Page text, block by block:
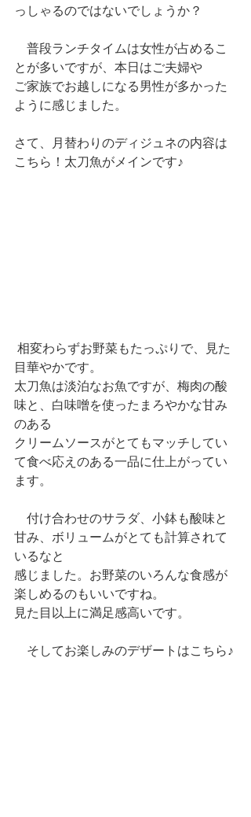
っしゃるのではないでしょうか？
普段ランチタイムは女性が占めるこ
とが多いですが、本日はご夫婦や
ご家族でお越しになる男性が多かった
ように感じました。
さて、月替わりのディジュネの内容は
こちら！太刀魚がメインです♪
目華やかです。
太刀魚は淡泊なお魚ですが、梅肉の酸
味と、白味噌を使ったまろやかな甘み
のある
クリームソースがとてもマッチしてい
て食べ応えのある一品に仕上がってい
ます。
付け合わせのサラダ、小鉢も酸味と
甘み、ボリュームがとても計算されて
いるなと
感じました。お野菜のいろんな食感が
楽しめるのもいいですね。
見た目以上に満足感高いです。
そしてお楽しみのデザートはこちら♪